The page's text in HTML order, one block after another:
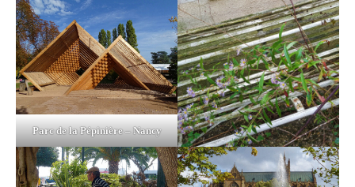
Parc de la Pépinière – Nancy